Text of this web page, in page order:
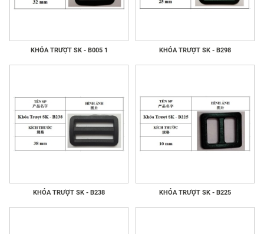
KHÓA TRƯỢT SK - B005 1 KHÓA TRƯỢT SK - B298
KHÓA TRƯỢT SK - B238 KHÓA TRƯỢT SK - B225